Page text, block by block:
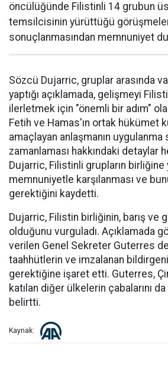
öncülüğünde Filistinli 14 grubun
temsilcisinin yürüttüğü
sonuçlanmasından memnuniyet
Sözcü Dujarric, gruplar arasında
yaptığı açıklamada, gelişmeyi
ilerletmek için "önemli bir adım"
Fetih ve Hamas'ın ortak hükümet
amaçlayan anlaşmanın
zamanlaması hakkındaki detaylar
Dujarric, Filistinli grupların birliğine
memnuniyetle karşılanması ve
gerektiğini kaydetti.
Dujarric, Filistin birliğinin, barış ve
olduğunu vurguladı. Açıklamada
verilen Genel Sekreter Guterres
taahhütlerin ve imzalanan
gerektiğine işaret etti. Guterres,
katılan diğer ülkelerin çabalarını
belirtti.
Kaynak: